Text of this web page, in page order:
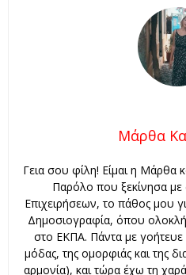
Μάρθα
Γεια σου φίλη! Είμαι η Μάρθα
Παρόλο που ξεκίνησα με
Επιχειρήσεων, το πάθος μου
Δημοσιογραφία, όπου
στο ΕΚΠΑ. Πάντα με
μόδας, της ομορφιάς και της
αρμονία), και τώρα έχω τη